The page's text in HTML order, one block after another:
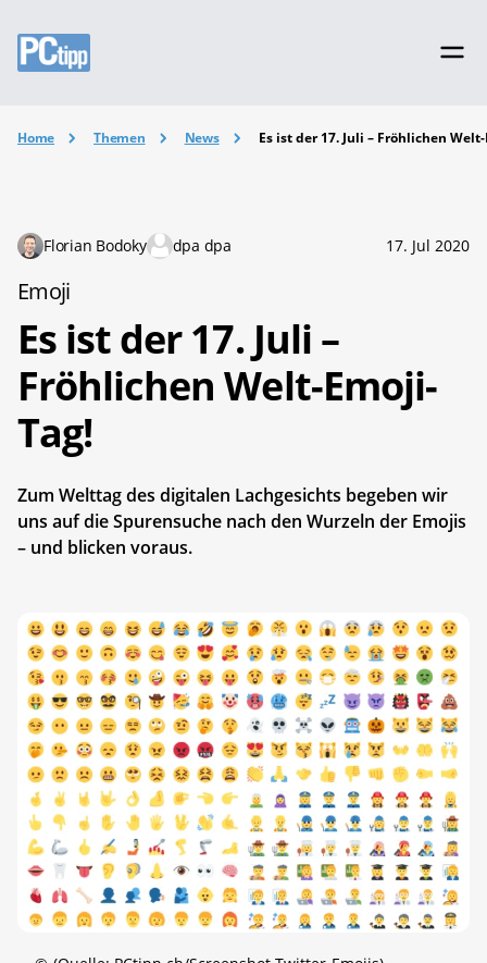
Home Themen News Es ist der 17. Juli – Fröhlichen
Florian Bodoky dpa dpa 17. Jul 2020
Emoji
Es ist der 17. Juli –
Fröhlichen Welt-Emoji-
Tag!
Zum Welttag des digitalen Lachgesichts begeben wir
uns auf die Spurensuche nach den Wurzeln der Emojis
– und blicken voraus.